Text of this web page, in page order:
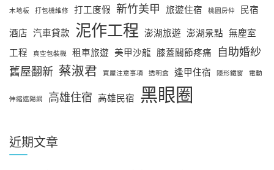
木地板
打包機維修 打工度假 新竹美甲 旅遊住宿 桃園房仲
民宿
酒店 汽車貸款 泥作工程 澎湖旅遊 澎湖景點 無塵室
工程
真空包裝機 租車旅遊 美甲沙龍 膝蓋關節疼痛
自助婚紗
舊屋翻新 蔡淑君 買屋注意事項 透明盒 逢甲住宿 隱形鐵窗 電動
伸縮遮陽網 高雄住宿 高雄民宿 黑眼圈
近期文章